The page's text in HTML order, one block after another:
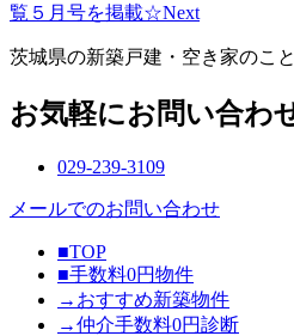
覧５月号を掲載☆Next
茨城県の新築戸建・空き家のこ
お気軽にお問い合わ
029-239-3109
メールでのお問い合わせ
■TOP
■手数料0円物件
→おすすめ新築物件
→仲介手数料0円診断